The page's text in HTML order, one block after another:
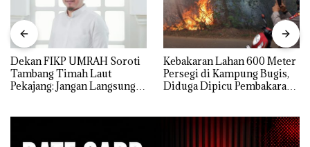
Dekan FIKP UMRAH Soroti
Tambang Timah Laut
Pekajang: Jangan Langsung
Kebakaran Lahan 600 Meter
Persegi di Kampung Bugis,
Diduga Dipicu Pembakaran